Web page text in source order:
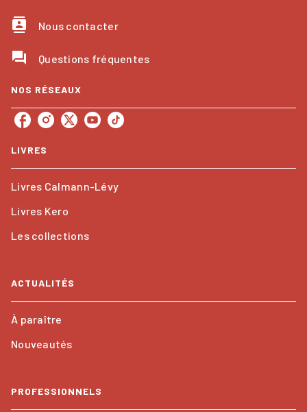
contacts Nous contacter
question_answer Questions fréquentes
NOS RÉSEAUX
LIVRES
Livres Calmann-Lévy
Livres Kero
Les collections
ACTUALITÉS
À paraître
Nouveautés
PROFESSIONNELS